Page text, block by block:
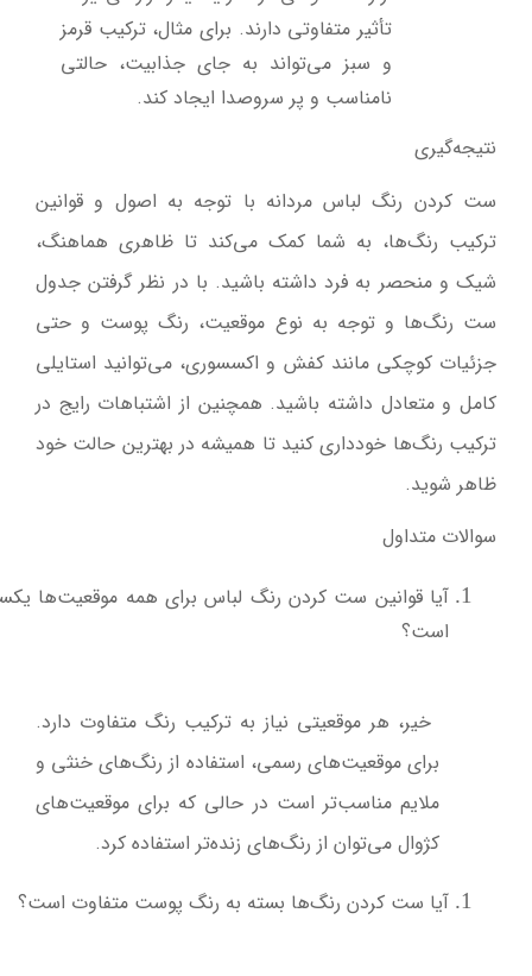
تأثیر متفاوتی دارند. برای مثال، ترکیب قرمز
و سبز می‌تواند به جای جذابیت، حالتی
نامناسب و پر سروصدا ایجاد کند.
نتیجه‌گیری
ست کردن رنگ لباس مردانه با توجه به اصول و قوانین
ترکیب رنگ‌ها، به شما کمک می‌کند تا ظاهری هماهنگ،
شیک و منحصر به فرد داشته باشید. با در نظر گرفتن جدول
ست رنگ‌ها و توجه به نوع موقعیت، رنگ پوست و حتی
جزئیات کوچکی مانند کفش و اکسسوری، می‌توانید استایلی
کامل و متعادل داشته باشید. همچنین از اشتباهات رایج در
ترکیب رنگ‌ها خودداری کنید تا همیشه در بهترین حالت خود
ظاهر شوید.
سوالات متداول
آیا قوانین ست کردن رنگ لباس برای همه موقعیت‌ها
است؟
خیر، هر موقعیتی نیاز به ترکیب رنگ متفاوت دارد.
برای موقعیت‌های رسمی، استفاده از رنگ‌های خنثی و
ملایم مناسب‌تر است در حالی که برای موقعیت‌های
کژوال می‌توان از رنگ‌های زنده‌تر استفاده کرد.
آیا ست کردن رنگ‌ها بسته به رنگ پوست متفاوت است؟